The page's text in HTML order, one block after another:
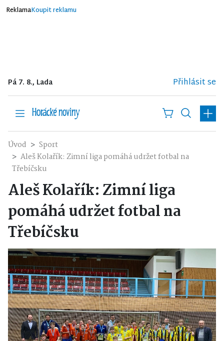
ReklamaKoupit reklamu
Pá 7. 8., Lada Přihlásit se
Úvod
Sport
Aleš Kolařík: Zimní liga pomáhá udržet fotbal na
Třebíčsku
Aleš Kolařík: Zimní liga
pomáhá udržet fotbal na
Třebíčsku